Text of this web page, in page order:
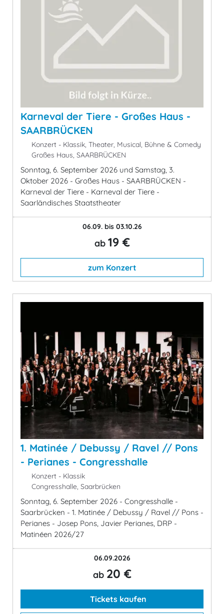
Karneval der Tiere - Großes Haus -
SAARBRÜCKEN
Konzert - Klassik, Theater, Musical, Bühne & Comedy
Großes Haus, SAARBRÜCKEN
Sonntag, 6. September 2026 und Samstag, 3.
Oktober 2026 - Großes Haus - SAARBRÜCKEN -
Karneval der Tiere - Karneval der Tiere -
Saarländisches Staatstheater
06.09. bis 03.10.26
ab 19 €
zum Konzert
1. Matinée / Debussy / Ravel // Pons
- Perianes - Congresshalle
Konzert - Klassik
Congresshalle, Saarbrücken
Sonntag, 6. September 2026 - Congresshalle -
Saarbrücken - 1. Matinée / Debussy / Ravel // Pons -
Perianes - Josep Pons, Javier Perianes, DRP -
Matinéen 2026/27
06.09.2026
ab 20 €
Tickets kaufen